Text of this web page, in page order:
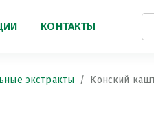
КОНТАКТЫ
экстракты Конский